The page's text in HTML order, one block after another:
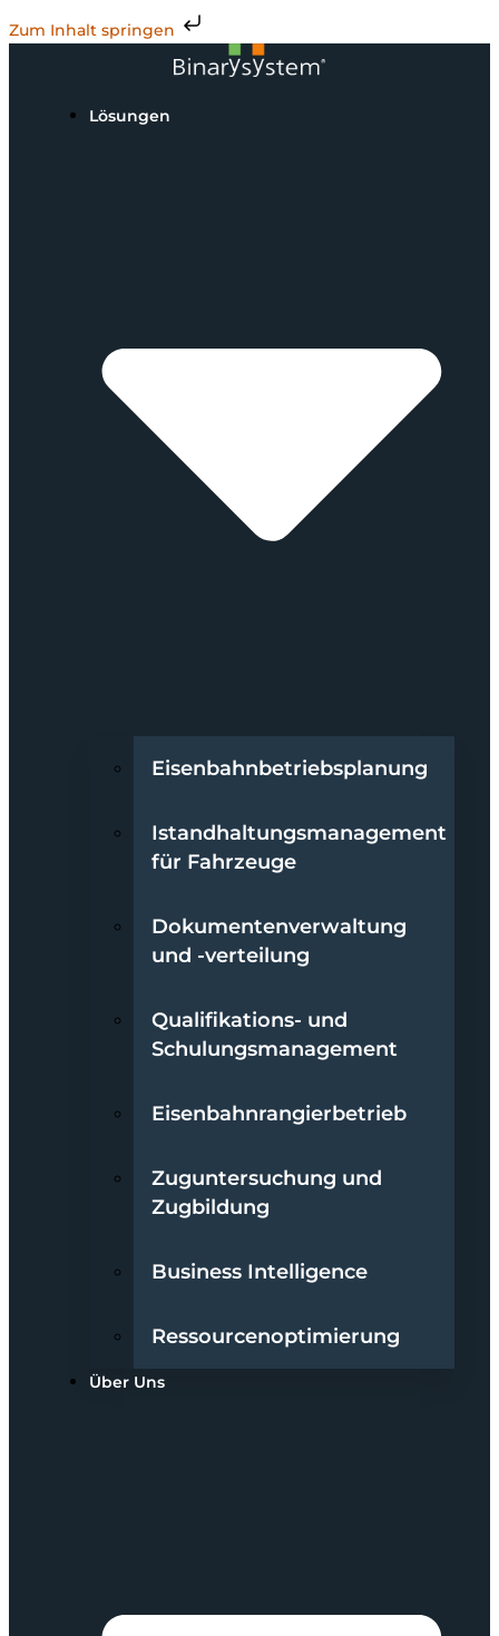
Zum Inhalt springen
Lösungen
Eisenbahnbetriebsplanung
Istandhaltungsmanagement
für Fahrzeuge
Dokumentenverwaltung
und -verteilung
Qualifikations- und
Schulungsmanagement
Eisenbahnrangierbetrieb
Zuguntersuchung und
Zugbildung
Business Intelligence
Ressourcenoptimierung
Über Uns